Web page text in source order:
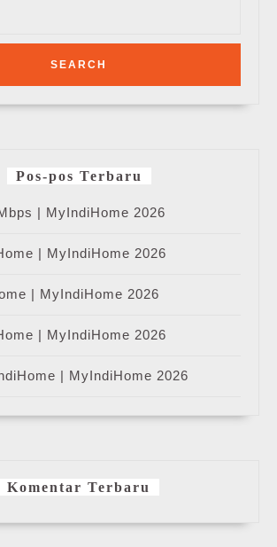
Pos-pos Terbaru
| MyIndiHome 2026
| MyIndiHome 2026
| MyIndiHome 2026
| MyIndiHome 2026
| MyIndiHome 2026
Komentar Terbaru